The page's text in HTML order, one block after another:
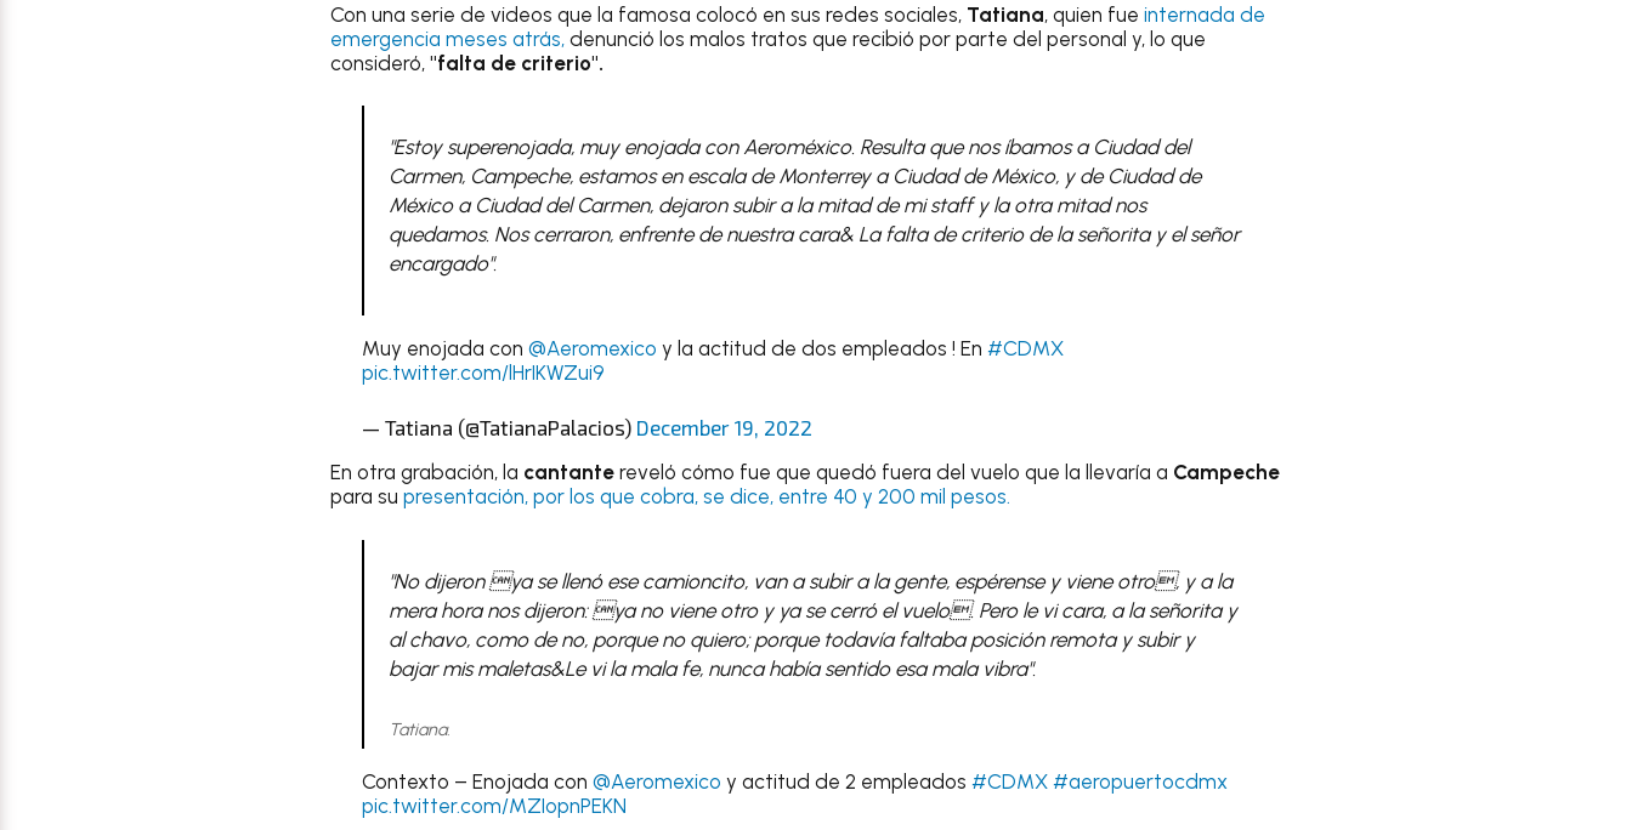
Con una serie de videos que la famosa colocó en sus redes sociales, Tatiana, quien fue internada de
emergencia meses atrás, denunció los malos tratos que recibió por parte del personal y, lo que
consideró, "falta de criterio".
"Estoy superenojada, muy enojada con Aeroméxico. Resulta que nos íbamos a Ciudad del
Carmen, Campeche, estamos en escala de Monterrey a Ciudad de México, y de Ciudad de
México a Ciudad del Carmen, dejaron subir a la mitad de mi staff y la otra mitad nos
quedamos. Nos cerraron, enfrente de nuestra cara& La falta de criterio de la señorita y el señor
encargado".
Muy enojada con @Aeromexico y la actitud de dos empleados ! En #CDMX
pic.twitter.com/lHrIKWZui9
— Tatiana (@TatianaPalacios) December 19, 2022
En otra grabación, la cantante reveló cómo fue que quedó fuera del vuelo que la llevaría a Campeche
para su presentación, por los que cobra, se dice, entre 40 y 200 mil pesos.
"No dijeron ya se llenó ese camioncito, van a subir a la gente, espérense y viene otro, y a la
mera hora nos dijeron: ya no viene otro y ya se cerró el vuelo. Pero le vi cara, a la señorita y
al chavo, como de no, porque no quiero; porque todavía faltaba posición remota y subir y
bajar mis maletas&Le vi la mala fe, nunca había sentido esa mala vibra".
Tatiana.
Contexto – Enojada con @Aeromexico y actitud de 2 empleados #CDMX #aeropuertocdmx
pic.twitter.com/MZIopnPEKN